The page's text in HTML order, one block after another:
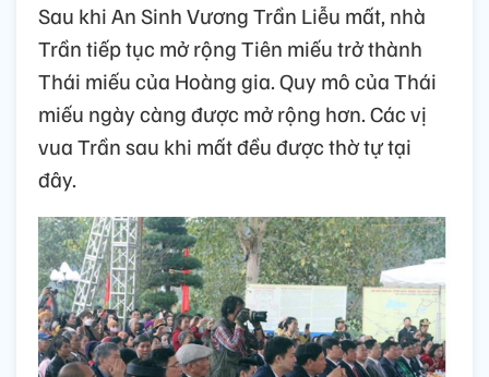
Sau khi An Sinh Vương Trần Liễu mất, nhà
Trần tiếp tục mở rộng Tiên miếu trở thành
Thái miếu của Hoàng gia. Quy mô của Thái
miếu ngày càng được mở rộng hơn. Các vị
vua Trần sau khi mất đều được thờ tự tại
đây.